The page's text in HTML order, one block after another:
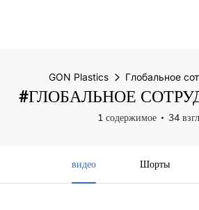
GON Plastics Глобальное
#ГЛОБАЛЬНОЕ
1 содержимое 34
видео Шорты